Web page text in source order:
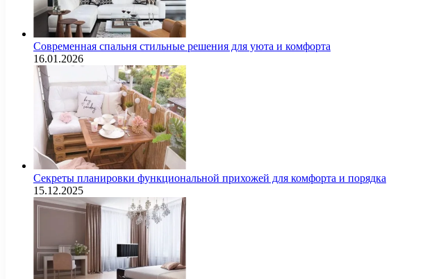
Современная спальня стильные решения для уюта и комфорта
16.01.2026
Секреты планировки функциональной прихожей для комфорта и порядка
15.12.2025